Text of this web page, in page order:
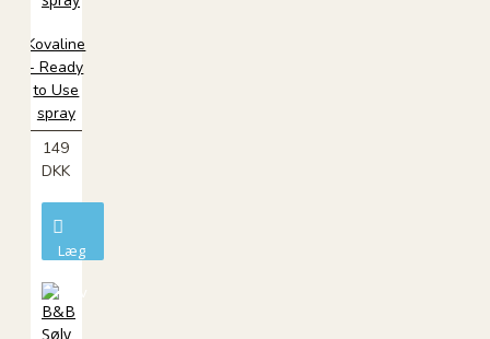
Kovaline
- Ready
to Use
spray
149
DKK
Læg
kurv